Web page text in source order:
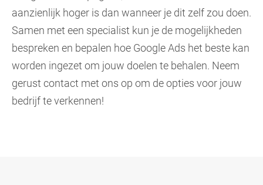
aanzienlijk hoger is dan wanneer je dit zelf zou doen.
Samen met een specialist kun je de mogelijkheden
bespreken en bepalen hoe Google Ads het beste kan
worden ingezet om jouw doelen te behalen. Neem
gerust contact met ons op om de opties voor jouw
bedrijf te verkennen!